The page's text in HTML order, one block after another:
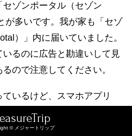
ゾンポータル（セゾン
が多いです。我が家も「セゾ
）」内に届いていました。
るのに広告と勘違いして見
ので注意してください。
いるけど、スマホアプリ
ゾンPotal）」（無料アプリ）
ずはダウンロードして使っ
© メジャートリップ